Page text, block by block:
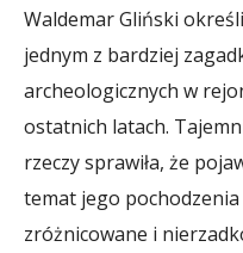
Waldemar Gliński
jednym z bardziej
archeologicznych w
ostatnich latach.
rzeczy sprawiła, że
temat jego
zróżnicowane i